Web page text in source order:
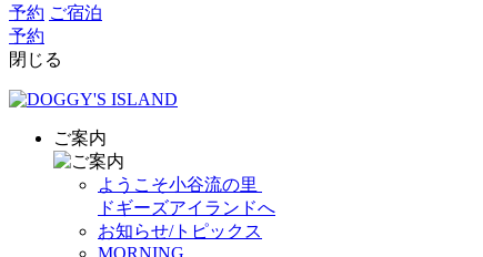
予約 ご宿泊
予約
閉じる
ご案内
ようこそ小谷流の里
ドギーズアイランドへ
お知らせ/トピックス
MORNING